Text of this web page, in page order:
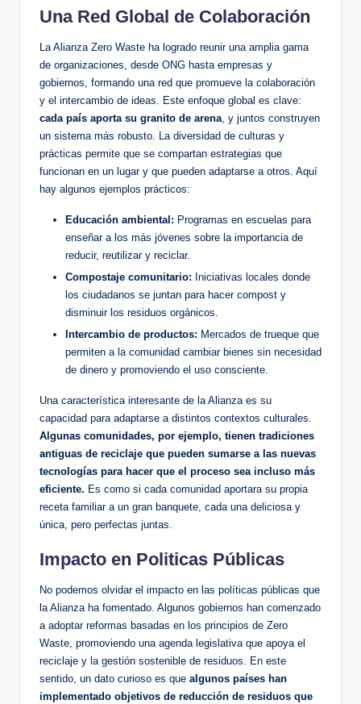
Una Red Global de Colaboración
La Alianza Zero Waste ha logrado reunir una amplia gama
de organizaciones, desde ONG hasta empresas y
gobiernos, formando una red que promueve la colaboración
y el intercambio de ideas. Este enfoque global es clave:
cada país aporta su granito de arena , y juntos construyen
un sistema más robusto. La diversidad de culturas y
prácticas permite que se compartan estrategias que
funcionan en un lugar y que pueden adaptarse a otros. Aquí
hay algunos ejemplos prácticos:
Educación ambiental: Programas en escuelas para
enseñar a los más jóvenes sobre la importancia de
reducir, reutilizar y reciclar.
Compostaje comunitario: Iniciativas locales donde
los ciudadanos se juntan para hacer compost y
disminuir los residuos orgánicos.
Intercambio de productos: Mercados de trueque que
permiten a la comunidad cambiar bienes sin necesidad
de dinero y promoviendo el uso consciente.
Una característica interesante de la Alianza es su
capacidad para adaptarse a distintos contextos culturales.
Algunas comunidades, por ejemplo, tienen tradiciones
antiguas de reciclaje que pueden sumarse a las nuevas
tecnologías para hacer que el proceso sea incluso más
eficiente. Es como si cada comunidad aportara su propia
receta familiar a un gran banquete, cada una deliciosa y
única, pero perfectas juntas.
Impacto en Politicas Públicas
No podemos olvidar el impacto en las políticas públicas que
la Alianza ha fomentado. Algunos gobiernos han comenzado
a adoptar reformas basadas en los principios de Zero
Waste, promoviendo una agenda legislativa que apoya el
reciclaje y la gestión sostenible de residuos. En este
sentido, un dato curioso es que algunos países han
implementado objetivos de reducción de residuos que